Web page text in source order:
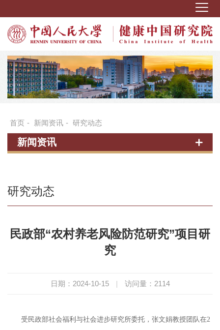
首页 - 新闻资讯 - 研究动态
新闻资讯
研究动态
民政部“农村养老风险防范研究”项目研
究
日期：2024-10-15 | 访问量： 2114
受民政部社会福利与社会进步研究所委托，张文娟教授团队在2